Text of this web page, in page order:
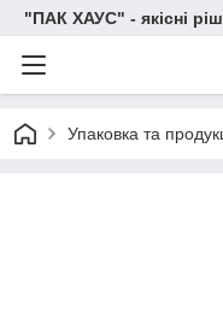
"ПАК ХАУС" - якісні
Упаковка та